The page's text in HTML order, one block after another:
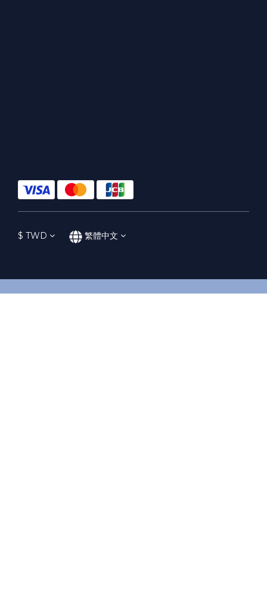
$ TWD 繁體中文